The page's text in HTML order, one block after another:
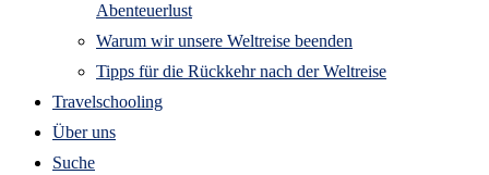
Abenteuerlust
Warum wir unsere Weltreise beenden
Tipps für die Rückkehr nach der Weltreise
Travelschooling
Über uns
Suche